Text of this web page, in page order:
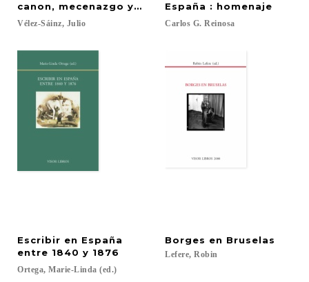
canon, mecenazgo y propaganda en la poesía del
Vélez-Sáinz, Julio
España : homenaje
Carlos G. Reinosa
Escribir en España
entre 1840 y 1876
Ortega, Marie-Linda (ed.)
Borges en Bruselas
Lefere, Robin